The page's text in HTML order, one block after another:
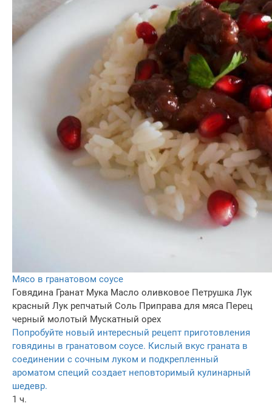
Мясо в гранатовом соусе
Говядина Гранат Мука Масло оливковое Петрушка Лук
красный Лук репчатый Соль Приправа для мяса Перец
черный молотый Мускатный орех
Попробуйте новый интересный рецепт приготовления
говядины в гранатовом соусе. Кислый вкус граната в
соединении с сочным луком и подкрепленный
ароматом специй создает неповторимый кулинарный
шедевр.
1 ч.